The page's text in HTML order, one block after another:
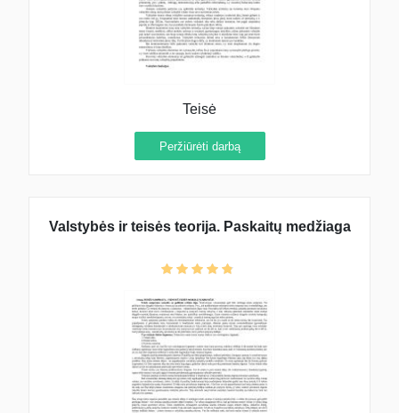
Teisė
Peržiūrėti darbą
Valstybės ir teisės teorija. Paskaitų medžiaga